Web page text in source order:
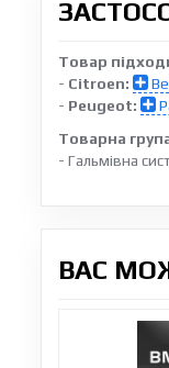
Товар
- Citroen:
- Peugeot:
Товарна
- Гальмівна
ВАС